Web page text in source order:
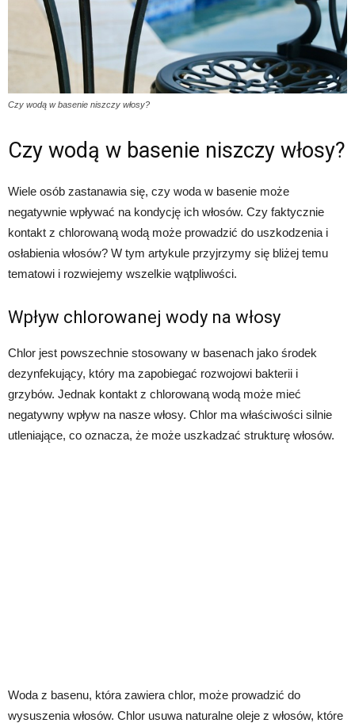
Czy wodą w basenie niszczy włosy?
Czy wodą w basenie niszczy włosy?
Wiele osób zastanawia się, czy woda w basenie może
negatywnie wpływać na kondycję ich włosów. Czy faktycznie
kontakt z chlorowaną wodą może prowadzić do uszkodzenia i
osłabienia włosów? W tym artykule przyjrzymy się bliżej temu
tematowi i rozwiejemy wszelkie wątpliwości.
Wpływ chlorowanej wody na włosy
Chlor jest powszechnie stosowany w basenach jako środek
dezynfekujący, który ma zapobiegać rozwojowi bakterii i
grzybów. Jednak kontakt z chlorowaną wodą może mieć
negatywny wpływ na nasze włosy. Chlor ma właściwości silnie
utleniające, co oznacza, że może uszkadzać strukturę włosów.
Woda z basenu, która zawiera chlor, może prowadzić do
wysuszenia włosów. Chlor usuwa naturalne oleje z włosów, które